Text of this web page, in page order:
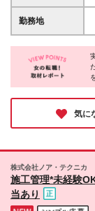
勤務地
101 ※
気に
株式会社ノア・テクニカ
施工管理*未経験
当あり